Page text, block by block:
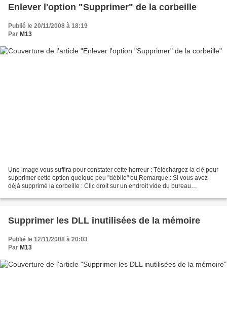
Enlever l'option "Supprimer" de la corbeille
Publié le 20/11/2008 à 18:19
Par M13
Une image vous suffira pour constater cette horreur : Téléchargez la clé pour
supprimer cette option quelque peu "débile" ou Remarque : Si vous avez
déjà supprimé la corbeille : Clic droit sur un endroit vide du bureau
Supprimer les DLL inutilisées de la mémoire
Publié le 12/11/2008 à 20:03
Par M13